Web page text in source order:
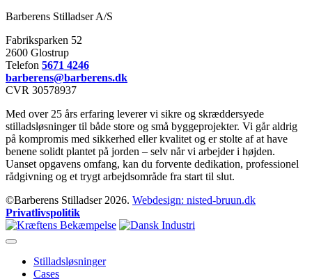
Barberens Stilladser A/S
Fabriksparken 52
2600 Glostrup
Telefon 5671 4246
barberens@barberens.dk
CVR 30578937
Med over 25 års erfaring leverer vi sikre og skræddersyede
stilladsløsninger til både store og små byggeprojekter. Vi går aldrig
på kompromis med sikkerhed eller kvalitet og er stolte af at have
benene solidt plantet på jorden – selv når vi arbejder i højden.
Uanset opgavens omfang, kan du forvente dedikation, professionel
rådgivning og et trygt arbejdsområde fra start til slut.
©Barberens Stilladser 2026. Webdesign: nisted-bruun.dk
Privatlivspolitik
Stilladsløsninger
Cases